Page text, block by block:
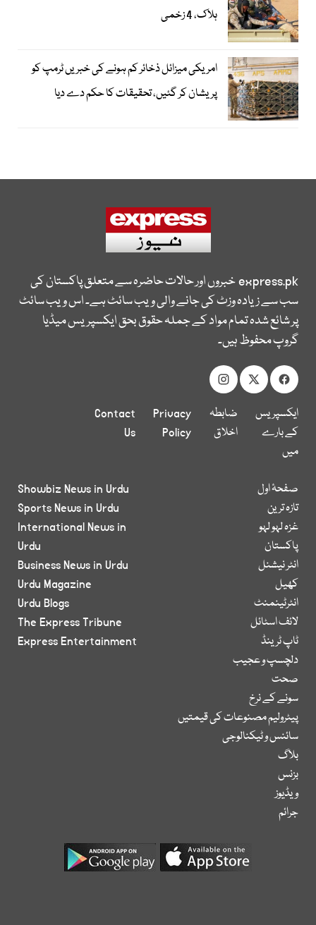
ہلاک، 4 زخمی
امریکی میزائل ذخائر کم ہونے کی خبریں ٹرمپ کو
پریشان کر گئیں، تحقیقات کا حکم دے دیا
express.pkخبروں اور حالات حاضرہ سے متعلق پاکستان کی
سب سے زیادہ وزٹ کی جانے والی ویب سائٹ ہے۔ اس ویب سائٹ
پر شائع شدہ تمام مواد کے جملہ حقوق بحق ایکسپریس میڈیا
گروپ محفوظ ہیں۔
ایکسپریس
کے بارے
میں
ضابطہ
اخلاق
Privacy
Policy
Contact
Us
صفحۂ اول
تازہ ترین
غزہ لہو لہو
پاکستان
انٹر نیشنل
کھیل
انٹرٹینمنٹ
لائف اسٹائل
ٹاپ ٹرینڈ
دلچسپ و عجیب
صحت
سونے کے نرخ
پیٹرولیم مصنوعات کی قیمتیں
سائنس و ٹیکنالوجی
بلاگ
بزنس
ویڈیوز
جرائم
Showbiz News in Urdu
Sports News in Urdu
International News in
Urdu
Business News in Urdu
Urdu Magazine
Urdu Blogs
The Express Tribune
Express Entertainment